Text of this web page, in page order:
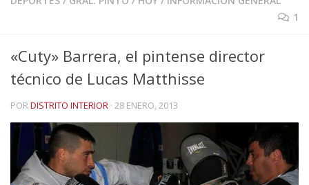
1
«Cuty» Barrera, el pintense director
técnico de Lucas Matthisse
PORDISTRITO INTERIOR · 28 ENERO, 2013